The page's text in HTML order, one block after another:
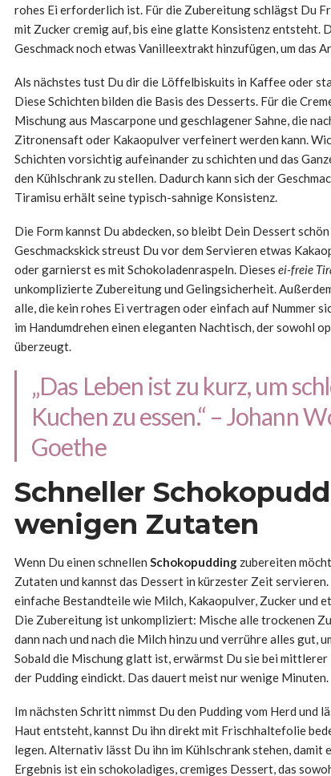
rohes Ei erforderlich ist. Für die Zubereitung schlägst Du
mit Zucker cremig auf, bis eine glatte Konsistenz entsteht.
Geschmack noch etwas Vanilleextrakt hinzufügen, um das
Als nächstes tust Du dir die Löffelbiskuits in Kaffee oder
Diese Schichten bilden die Basis des Desserts. Für die
Mischung aus Mascarpone und geschlagener Sahne, die
Zitronensaft oder Kakaopulver verfeinert werden kann.
Schichten vorsichtig aufeinander zu schichten und das
den Kühlschrank zu stellen. Dadurch kann sich der
Tiramisu erhält seine typisch-sahnige Konsistenz.
Die Form kannst Du abdecken, so bleibt Dein Dessert
Geschmackskick streust Du vor dem Servieren etwas
oder garnierst es mit Schokoladenraspeln. Dieses ei-freie
unkomplizierte Zubereitung und Gelingsicherheit.
alle, die kein rohes Ei vertragen oder einfach auf Nummer
im Handumdrehen einen eleganten Nachtisch, der sowohl
überzeugt.
„Das Leben ist zu kurz, um
Kuchen zu essen.“ – Johann
Goethe
Schneller
wenigen Zutaten
Wenn Du einen schnellen Schokopudding zubereiten
Zutaten und kannst das Dessert in kürzester Zeit servieren.
einfache Bestandteile wie Milch, Kakaopulver, Zucker und
Die Zubereitung ist unkompliziert: Mische alle trockenen
dann nach und nach die Milch hinzu und verrühre alles gut,
Sobald die Mischung glatt ist, erwärmst Du sie bei
der Pudding eindickt. Das dauert meist nur wenige Minuten.
Im nächsten Schritt nimmst Du den Pudding vom Herd und
Haut entsteht, kannst Du ihn direkt mit Frischhaltefolie
legen. Alternativ lässt Du ihn im Kühlschrank stehen, damit
Ergebnis ist ein schokoladiges, cremiges Dessert, das